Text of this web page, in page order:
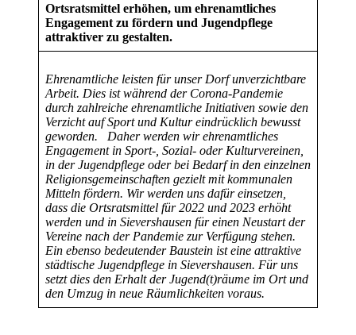
Ortsratsmittel erhöhen, um ehrenamtliches
Engagement zu fördern und Jugendpflege
attraktiver zu gestalten.
Ehrenamtliche leisten für unser Dorf unverzichtbare
Arbeit. Dies ist während der Corona-Pandemie
durch zahlreiche ehrenamtliche Initiativen sowie den
Verzicht auf Sport und Kultur eindrücklich bewusst
geworden.
Daher werden wir ehrenamtliches
Engagement in Sport-, Sozial- oder Kulturvereinen,
in der Jugendpflege oder bei Bedarf in den einzelnen
Religionsgemeinschaften gezielt mit kommunalen
Mitteln fördern. Wir werden uns dafür einsetzen,
dass die Ortsratsmittel für 2022 und 2023 erhöht
werden und in Sievershausen für einen Neustart der
Vereine nach der Pandemie zur Verfügung stehen.
Ein ebenso bedeutender Baustein ist eine attraktive
städtische Jugendpflege in Sievershausen. Für uns
setzt dies den Erhalt der Jugend(t)räume im Ort und
den Umzug in neue Räumlichkeiten voraus.